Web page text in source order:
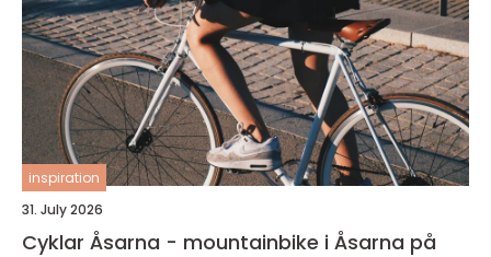
inspiration
31. July 2026
Cyklar Åsarna - mountainbike i Åsarna på